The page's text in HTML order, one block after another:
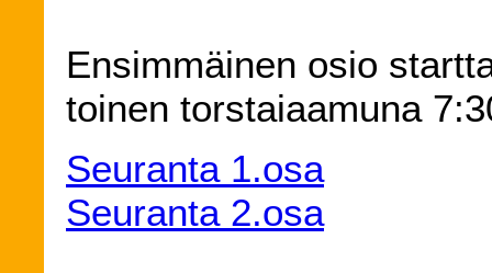
Ensimmäinen osio
toinen torstaiaamuna
Seuranta 1.osa
Seuranta 2.osa